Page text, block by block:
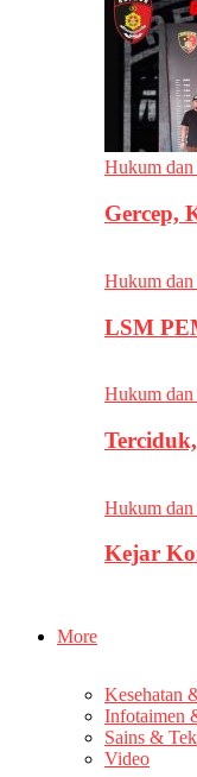
Hukum
Gercep,
Hukum
LSM
Hukum
Hukum
Kejar
More
Kesehatan
Infotaimen
Sains &
Video